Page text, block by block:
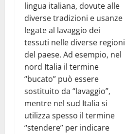
lingua italiana, dovute alle
diverse tradizioni e usanze
legate al lavaggio dei
tessuti nelle diverse regioni
del paese. Ad esempio, nel
nord Italia il termine
“bucato” può essere
sostituito da “lavaggio”,
mentre nel sud Italia si
utilizza spesso il termine
“stendere” per indicare